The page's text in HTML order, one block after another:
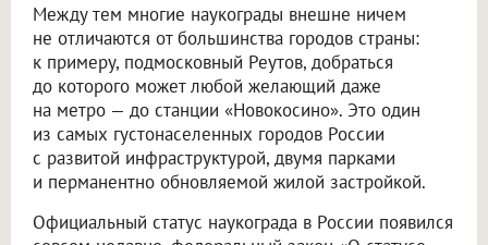
Между тем многие наукограды внешне ничем
не отличаются от большинства городов страны:
к примеру, подмосковный Реутов, добраться
до которого может любой желающий даже
на метро — до станции «Новокосино». Это один
из самых густонаселенных городов России
с развитой инфраструктурой, двумя парками
и перманентно обновляемой жилой застройкой.
Официальный статус наукограда в России появился